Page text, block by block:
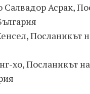
Асрак,
Посланикът
хо, Посланикът